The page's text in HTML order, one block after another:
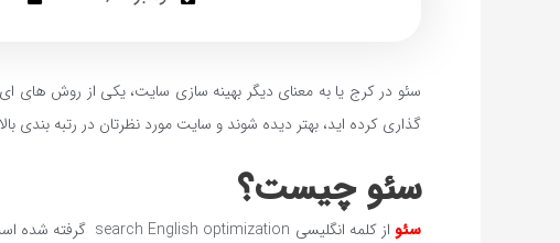
سئو در کرج یا به معنای دیگر بهینه سازی سایت، یکی از روش
گذاری کرده اید، بهتر دیده شوند و سایت مورد نظرتان در رتبه بندی
سئو چیست؟
سئو از کلمه انگلیسی search English optimization گرفته شده است، شما با کمک سئو یابهینه سازی سایت خودتان که یکی از خدمات